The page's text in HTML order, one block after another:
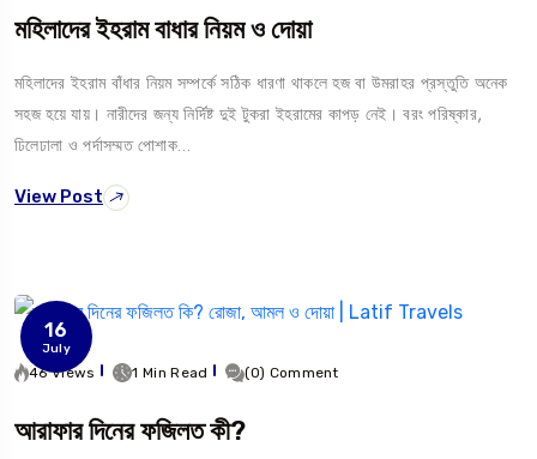
মহিলাদের ইহরাম বাধার নিয়ম ও দোয়া
মহিলাদের ইহরাম বাঁধার নিয়ম সম্পর্কে সঠিক ধারণা থাকলে হজ বা উমরাহর প্রস্তুতি অনেক
সহজ হয়ে যায়। নারীদের জন্য নির্দিষ্ট দুই টুকরা ইহরামের কাপড় নেই। বরং পরিষ্কার,
ঢিলেঢালা ও পর্দাসম্মত পোশাক…
View Post
16
July
46 Views 1 Min Read (0) Comment
আরাফার দিনের ফজিলত কী?